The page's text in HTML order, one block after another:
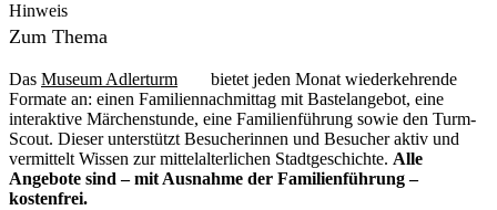
Hinweis
Zum Thema
Das Museum Adlerturm
bietet jeden Monat wiederkehrende
Formate an: einen Familiennachmittag mit Bastelangebot, eine
interaktive Märchenstunde, eine Familienführung sowie den Turm-
Scout. Dieser unterstützt Besucherinnen und Besucher aktiv und
vermittelt Wissen zur mittelalterlichen Stadtgeschichte. Alle
Angebote sind – mit Ausnahme der Familienführung –
kostenfrei.